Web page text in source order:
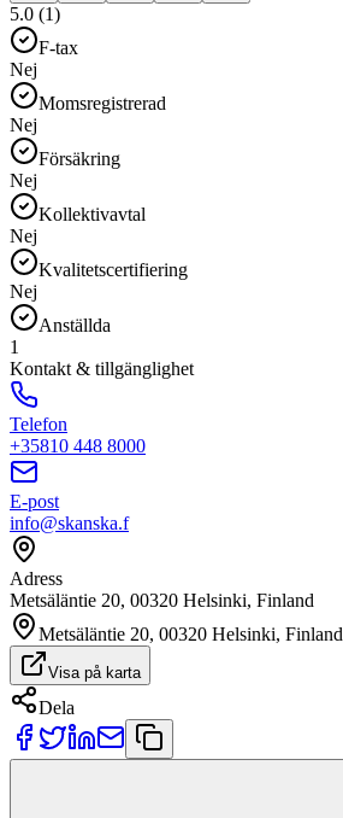
5.0 (1)
F-tax
Nej
Momsregistrerad
Nej
Försäkring
Nej
Kollektivavtal
Nej
Kvalitetscertifiering
Nej
Anställda
1
Kontakt & tillgänglighet
Telefon
+35810 448 8000
E-post
info@skanska.f
Adress
Metsäläntie 20, 00320 Helsinki, Finland
Metsäläntie 20, 00320 Helsinki, Finland
Visa på karta
Dela